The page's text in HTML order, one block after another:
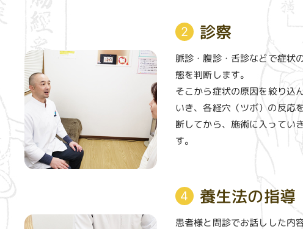
2 診察
脈診・腹診・舌診などで症状
態を判断します。
そこから症状の原因を絞り込
いき、各経穴（ツボ）の反応
断してから、施術に入ってい
す。
4 養生法の指導
患者様と問診でお話しした内